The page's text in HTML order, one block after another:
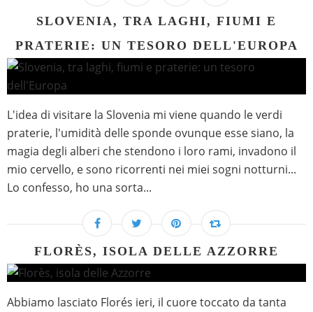
SLOVENIA, TRA LAGHI, FIUMI E
PRATERIE: UN TESORO DELL'EUROPA
L'idea di visitare la Slovenia mi viene quando le verdi
praterie, l'umidità delle sponde ovunque esse siano, la
magia degli alberi che stendono i loro rami, invadono il
mio cervello, e sono ricorrenti nei miei sogni notturni...
Lo confesso, ho una sorta...
FLORÈS, ISOLA DELLE AZZORRE
Abbiamo lasciato Florés ieri, il cuore toccato da tanta